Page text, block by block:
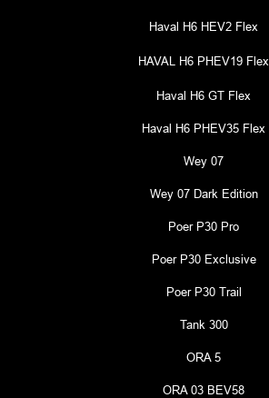
Haval H6 HEV2 Flex
HAVAL H6 PHEV19 Flex
Haval H6 GT Flex
Haval H6 PHEV35 Flex
Wey 07
Wey 07 Dark Edition
Poer P30 Pro
Poer P30 Exclusive
Poer P30 Trail
Tank 300
ORA 5
ORA 03 BEV58